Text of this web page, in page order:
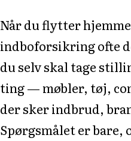
Når du flytter
indboforsikring ofte
du selv skal tage
ting — møbler, tøj,
der sker indbrud,
Spørgsmålet er bare,